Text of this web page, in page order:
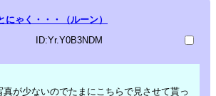
にゃく・・・（ルーン）
ID:Yr.Y0B3NDM
が少ないのでたまにこちらで見させて貰っ